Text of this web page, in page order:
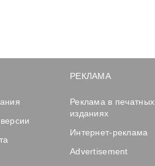
РЕКЛАМА
Реклама в печатных
изданиях
Интернет-реклама
Advertisement